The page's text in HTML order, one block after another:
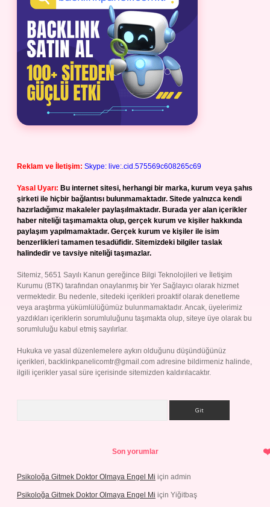
Reklam ve İletişim: Skype: live:.cid.575569c608265c69
Yasal Uyarı: Bu internet sitesi, herhangi bir marka, kurum veya şahıs
şirketi ile hiçbir bağlantısı bulunmamaktadır. Sitede yalnızca kendi
hazırladığımız makaleler paylaşılmaktadır. Burada yer alan içerikler
haber niteliği taşımamakta olup, gerçek kurum ve kişiler hakkında
paylaşım yapılmamaktadır. Gerçek kurum ve kişiler ile isim
benzerlikleri tamamen tesadüfidir. Sitemizdeki bilgiler taslak
halindedir ve tavsiye niteliği taşımazlar.
Sitemiz, 5651 Sayılı Kanun gereğince Bilgi Teknolojileri ve İletişim
Kurumu (BTK) tarafından onaylanmış bir Yer Sağlayıcı olarak hizmet
vermektedir. Bu nedenle, sitedeki içerikleri proaktif olarak denetleme
veya araştırma yükümlülüğümüz bulunmamaktadır. Ancak, üyelerimiz
yazdıkları içeriklerin sorumluluğunu taşımakta olup, siteye üye olarak bu
sorumluluğu kabul etmiş sayılırlar.
Hukuka ve yasal düzenlemelere aykırı olduğunu düşündüğünüz
içerikleri, backlinkpanelicomtr@gmail.com adresine bildirmeniz halinde,
ilgili içerikler yasal süre içerisinde sitemizden kaldırılacaktır.
Son yorumlar
Psikoloğa Gitmek Doktor Olmaya Engel Mi için admin
Psikoloğa Gitmek Doktor Olmaya Engel Mi için Yiğitbaş